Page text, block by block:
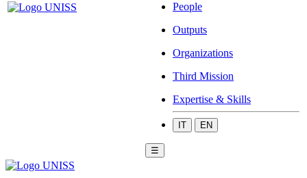
People
Outputs
Organizations
Third Mission
Expertise & Skills
IT EN
☰